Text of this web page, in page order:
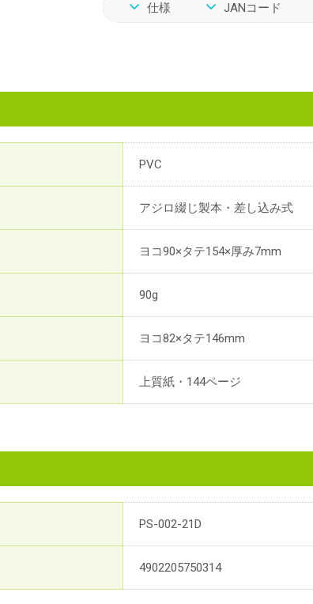
仕様 JANコード
PVC
アジロ綴じ製本・差し込み式
ヨコ90×タテ154×厚み7mm
90g
ヨコ82×タテ146mm
上質紙・144ページ
PS-002-21D
4902205750314